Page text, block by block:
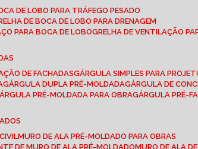
DE LOBO PARA TRÁFEGO PESADO
DE BOCA DE LOBO PARA DRENAGEM
PARA BOCA DE LOBO
GRELHA DE VENTILAÇÃO
DE FACHADAS
GÁRGULA SIMPLES PARA
GÁRGULA DUPLA PRÉ-MOLDADA
GÁRGULA DE
GÁRGULA PRÉ-MOLDADA PARA OBRA
GÁRGULA PRÉ-
MURO DE ALA PRÉ-MOLDADO PARA OBRAS
DE MURO DE ALA PRÉ-MOLDADO
MURO DE ALA